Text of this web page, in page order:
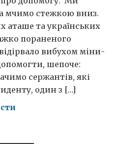
мчимо стежкою вниз.
аташе та українських
пораненого
вибухом міни-
шепоче:
сержантів, які
один з […]